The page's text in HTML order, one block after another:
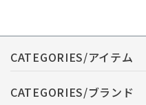
CATEGORIES/アイテム
CATEGORIES/ブランド